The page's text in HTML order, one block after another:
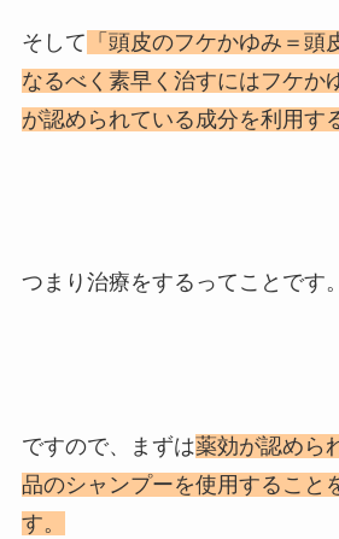
そして 「頭皮のフケかゆみ＝頭
なるべく素早く治すにはフケか
が認められている成分を利用す
つまり治療をするってことです。
ですので、まずは薬効が認めら
品のシャンプーを使用すること
す。